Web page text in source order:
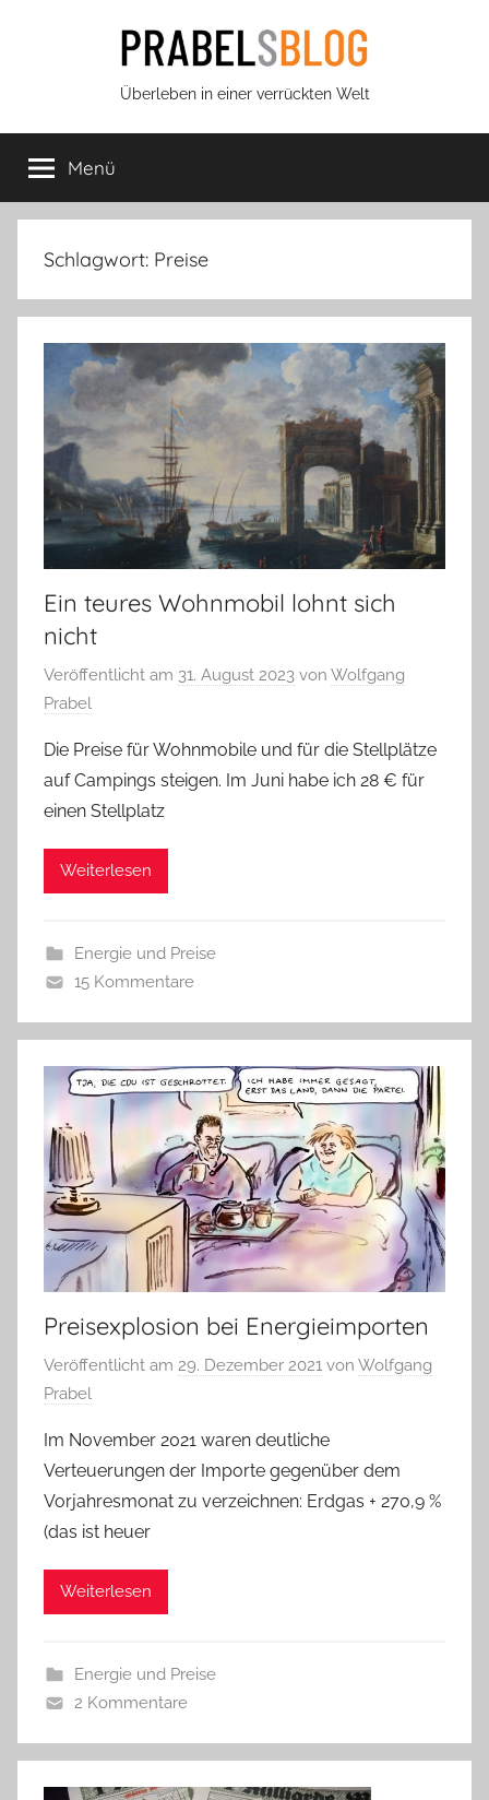
Prabels
Blog
Überleben in einer verrückten Welt
Menü
Schlagwort: Preise
Ein teures Wohnmobil lohnt sich
nicht
Veröffentlicht am 31. August 2023 von Wolfgang
Prabel
Die Preise für Wohnmobile und für die Stellplätze
auf Campings steigen. Im Juni habe ich 28 € für
einen Stellplatz
Weiterlesen
Energie und Preise
15 Kommentare
Preisexplosion bei Energieimporten
Veröffentlicht am 29. Dezember 2021 von Wolfgang
Prabel
Im November 2021 waren deutliche
Verteuerungen der Importe gegenüber dem
Vorjahresmonat zu verzeichnen: Erdgas + 270,9 %
(das ist heuer
Weiterlesen
Energie und Preise
2 Kommentare